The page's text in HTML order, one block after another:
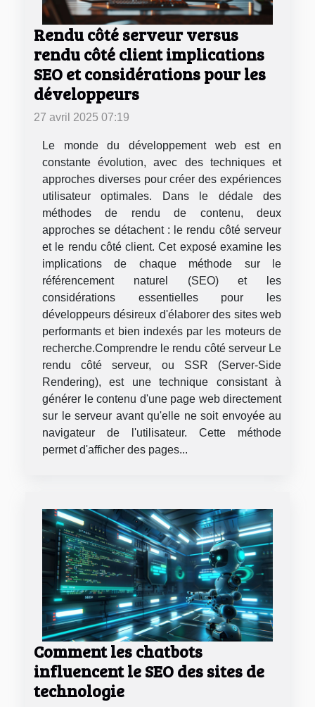
Rendu côté serveur versus
rendu côté client implications
SEO et considérations pour les
développeurs
27 avril 2025 07:19
Le monde du développement web est en
constante évolution, avec des techniques et
approches diverses pour créer des expériences
utilisateur optimales. Dans le dédale des
méthodes de rendu de contenu, deux
approches se détachent : le rendu côté serveur
et le rendu côté client. Cet exposé examine les
implications de chaque méthode sur le
référencement naturel (SEO) et les
considérations essentielles pour les
développeurs désireux d'élaborer des sites web
performants et bien indexés par les moteurs de
recherche.Comprendre le rendu côté serveur Le
rendu côté serveur, ou SSR (Server-Side
Rendering), est une technique consistant à
générer le contenu d'une page web directement
sur le serveur avant qu'elle ne soit envoyée au
navigateur de l'utilisateur. Cette méthode
permet d'afficher des pages...
Comment les chatbots
influencent le SEO des sites de
technologie